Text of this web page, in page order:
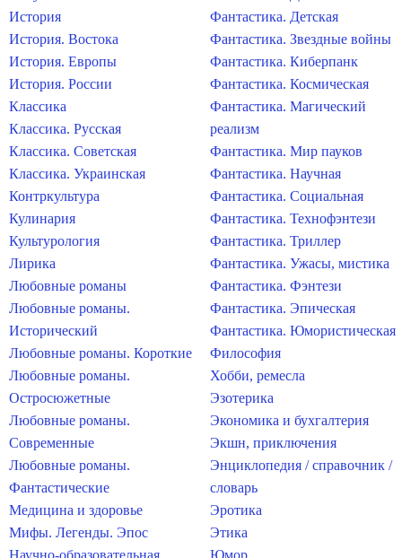
История
История. Востока
История. Европы
История. России
Классика
Классика. Русская
Классика. Советская
Классика. Украинская
Контркультура
Кулинария
Культурология
Лирика
Любовные романы
Любовные романы.
Исторический
Любовные романы. Короткие
Любовные романы.
Остросюжетные
Любовные романы.
Современные
Любовные романы.
Фантастические
Медицина и здоровье
Мифы. Легенды. Эпос
Научно-образовательная
Фантастика. Детская
Фантастика. Звездные войны
Фантастика. Киберпанк
Фантастика. Космическая
Фантастика. Магический
реализм
Фантастика. Мир пауков
Фантастика. Научная
Фантастика. Социальная
Фантастика. Технофэнтези
Фантастика. Триллер
Фантастика. Ужасы, мистика
Фантастика. Фэнтези
Фантастика. Эпическая
Фантастика. Юмористическая
Философия
Хобби, ремесла
Эзотерика
Экономика и бухгалтерия
Экшн, приключения
Энциклопедия / справочник /
словарь
Эротика
Этика
Юмор